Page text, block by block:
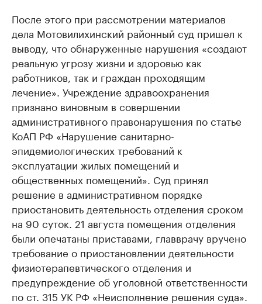
После этого при рассмотрении материалов
дела Мотовилихинский районный суд пришел к
выводу, что обнаруженные нарушения «создают
реальную угрозу жизни и здоровью как
работников, так и граждан проходящим
лечение». Учреждение здравоохранения
признано виновным в совершении
административного правонарушения по статье
КоАП РФ «Нарушение санитарно-
эпидемиологических требований к
эксплуатации жилых помещений и
общественных помещений». Суд принял
решение в административном порядке
приостановить деятельность отделения сроком
на 90 суток. 21 августа помещения отделения
были опечатаны приставами, главврачу вручено
требование о приостановлении деятельности
физиотерапевтического отделения и
предупреждение об уголовной ответственности
по ст. 315 УК РФ «Неисполнение решения суда».